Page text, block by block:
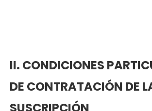
II. CONDICIONES
DE CONTRATACIÓN DE